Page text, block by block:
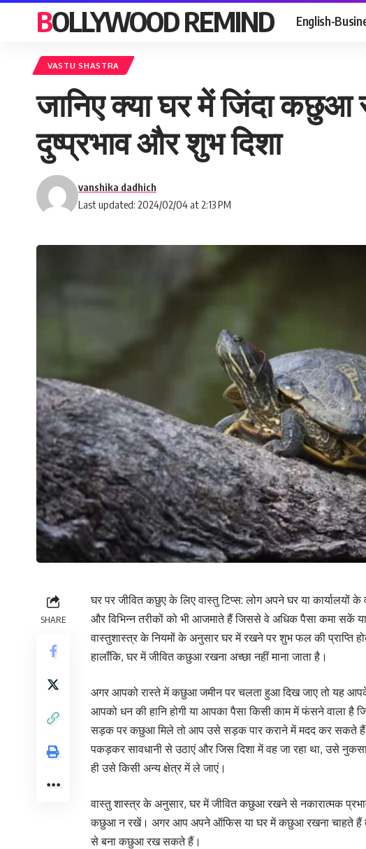
BOLLYWOOD REMIND English-
VASTU SHASTRA
जानिए क्या घर में जिंदा कछुआ
दुष्प्रभाव और शुभ दिशा
Last updated: 2024/02/04 at 2:13 PM
vanshika dadhich
SHARE
घर पर जीवित कछुए के लिए वास्तु टिप्स: लोग अपने घर या कार्यालयों
और विभिन्न तरीकों को भी आजमाते हैं जिससे वे अधिक पैसा कमा सकें
वास्तुशास्त्र के नियमों के अनुसार घर में रखने पर शुभ फल की प्राप्ति
हालाँकि, घर में जीवित कछुआ रखना अच्छा नहीं माना जाता है।
अगर आपको रास्ते में कछुआ जमीन पर चलता हुआ दिख जाए तो यह
आपको धन की हानि होगी या आपका पैसा किसी काम में फंसने वाला
सड़क पर कछुआ मिले तो आप उसे सड़क पार कराने में मदद कर सकते
पकड़कर सावधानी से उठाएं और जिस दिशा में वह जा रहा था, उसे
ही उसे किसी अन्य क्षेत्र में ले जाएं।
वास्तु शास्त्र के अनुसार, घर में जीवित कछुआ रखने से नकारात्मक
कछुआ न रखें। अगर आप अपने ऑफिस या घर में कछुआ रखना चाहते हैं तो
से बना कछुआ रख सकते हैं।